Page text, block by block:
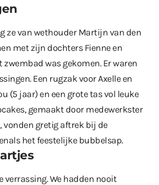
ze van wethouder Martijn van den
met zijn dochters Fienne en
zwembad was gekomen. Er waren
Een rugzak voor Axelle en
(5 jaar) en een grote tas vol leuke
gemaakt door medewerkster
vonden gretig aftrek bij de
het feestelijke bubbelsap.
verrassing. We hadden nooit